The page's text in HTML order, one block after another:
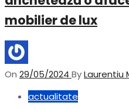
mobilier de lux
On 29/05/2024 ByLaurentiu
actualitate